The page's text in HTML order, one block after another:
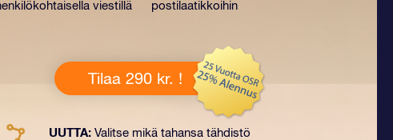
viestillä
postilaatikkoihin
Tilaa 290 kr. !
UUTTA:Valitse mikä tahansa tähdistö